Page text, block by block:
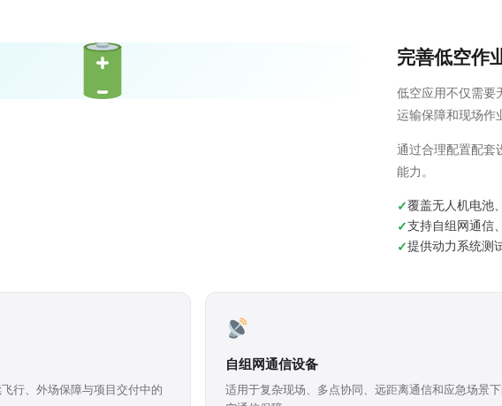
完善低空作
低空应用不仅需要
运输保障和现场作
通过合理配置配套
能力。
覆盖无人机电池
支持自组网通信
提供动力系统测
行、外场保障与项目交付中的
自组网通信设备
适用于复杂现场、多点协同、远距离通信和应急场景